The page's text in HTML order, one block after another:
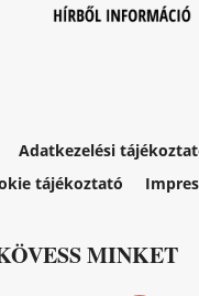
Adatkezelési
tájékoztató
MINKET